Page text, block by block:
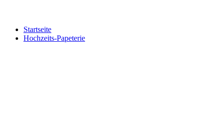
Startseite
Hochzeits-Papeterie